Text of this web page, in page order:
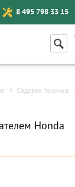
8 495 798 33 15
Садовая техника
Honda